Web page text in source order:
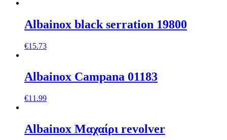
Albainox black serration 19800
€15.73
Albainox Campana 01183
€11.99
Albainox Mαχαίρι revolver